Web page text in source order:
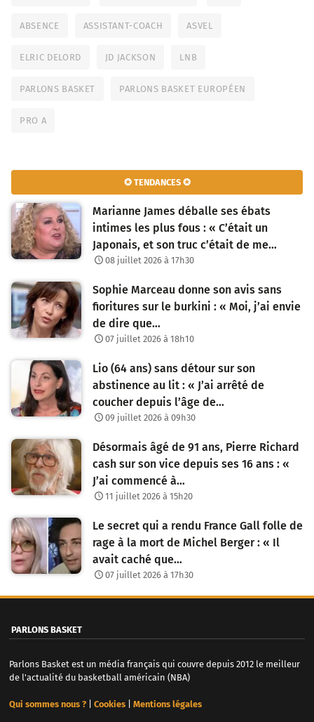
ABSENCE ASSISTANT-COACH ASVEL
ELRIC DELORD JD JACKSON LNB
PARLONS BASKET PARLONS BASKET EUROPÉEN
PRO A
✪ TENDANCES ✪
Marianne James déballe ses ébats
intimes les plus fous : « C’était un
Japonais, et son truc c’était de me…
08 juillet 2026 à 17h30
Sophie Marceau donne son avis sans
fioritures sur le burkini : « Moi, j’ai envie
de dire que…
07 juillet 2026 à 18h10
Lio (64 ans) sans détour sur son
abstinence au lit : « J’ai arrêté de
coucher depuis l’âge de…
09 juillet 2026 à 09h30
Désormais âgé de 91 ans, Pierre Richard
cash sur son vice depuis ses 16 ans : «
J’ai commencé à…
11 juillet 2026 à 15h20
Le secret qui a rendu France Gall folle de
rage à la mort de Michel Berger : « Il
avait caché que…
07 juillet 2026 à 17h30
PARLONS BASKET
Parlons Basket est un média français qui couvre depuis 2012 le meilleur
de l'actualité du basketball américain (NBA)
Qui sommes nous ?| Cookies| Mentions légales